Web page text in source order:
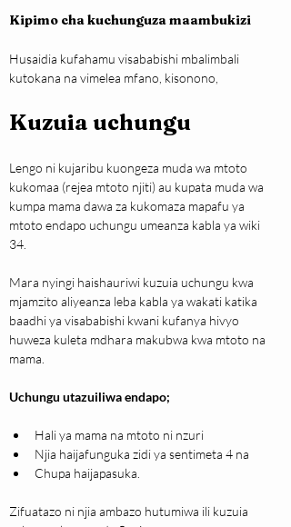
Kipimo cha kuchunguza maambukizi
Husaidia kufahamu visababishi mbalimbali
kutokana na vimelea mfano, kisonono,
Kuzuia uchungu
Lengo ni kujaribu kuongeza muda wa mtoto
kukomaa (rejea mtoto njiti) au kupata muda wa
kumpa mama dawa za kukomaza mapafu ya
mtoto endapo uchungu umeanza kabla ya wiki
34.
Mara nyingi haishauriwi kuzuia uchungu kwa
mjamzito aliyeanza leba kabla ya wakati katika
baadhi ya visababishi kwani kufanya hivyo
huweza kuleta mdhara makubwa kwa mtoto na
mama.
Uchungu utazuiliwa endapo;
Hali ya mama na mtoto ni nzuri
Njia haijafunguka zidi ya sentimeta 4 na
Chupa haijapasuka.
Zifuatazo ni njia ambazo hutumiwa ili kuzuia